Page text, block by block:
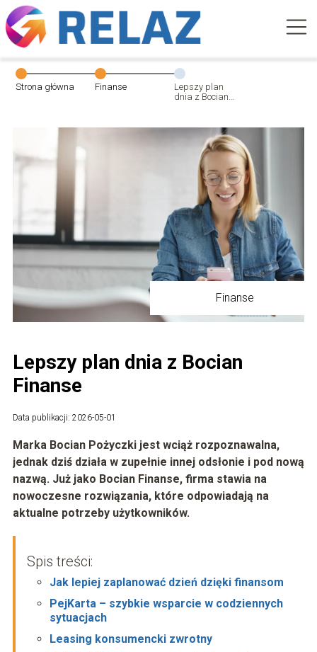
Strona główna Finanse
Lepszy plan
dnia z Bocian
Finanse
Lepszy plan dnia z Bocian
Finanse
Data publikacji: 2026-05-01
Marka Bocian Pożyczki jest wciąż rozpoznawalna,
jednak dziś działa w zupełnie innej odsłonie i pod nową
nazwą. Już jako Bocian Finanse, firma stawia na
nowoczesne rozwiązania, które odpowiadają na
aktualne potrzeby użytkowników.
Spis treści:
Jak lepiej zaplanować dzień dzięki finansom
PejKarta – szybkie wsparcie w codziennych
sytuacjach
Leasing konsumencki zwrotny